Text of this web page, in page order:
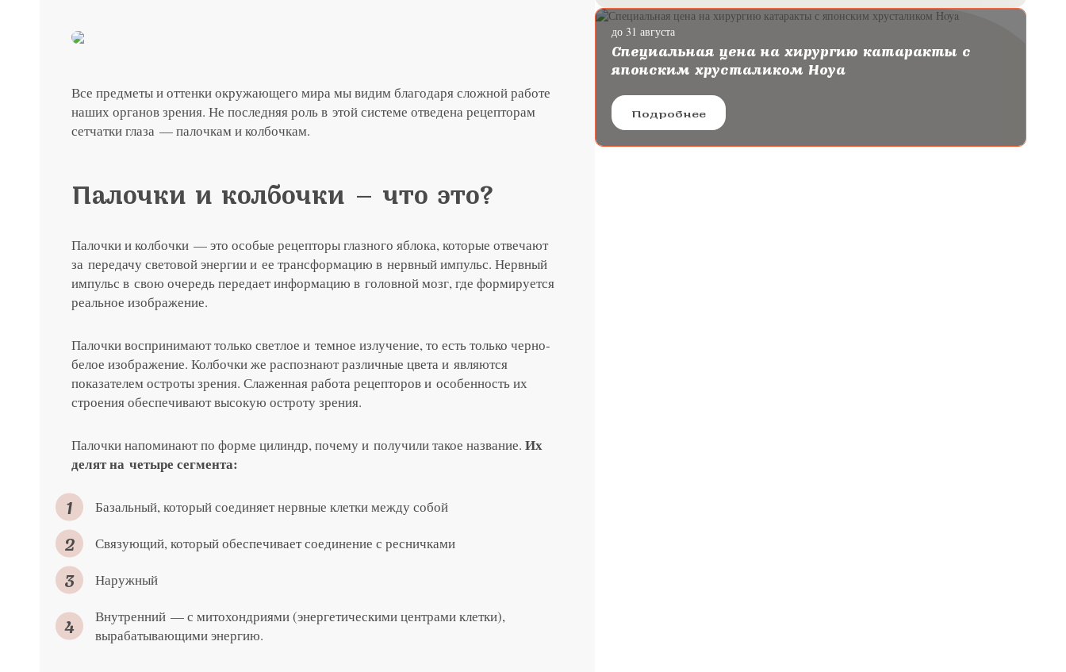
Все предметы и оттенки окружающего мира мы видим благодаря сложной работе
наших органов зрения. Не последняя роль в этой системе отведена рецепторам
сетчатки глаза — палочкам и колбочкам.
Палочки и колбочки — что это?
Палочки и колбочки — это особые рецепторы глазного яблока, которые отвечают
за передачу световой энергии и ее трансформацию в нервный импульс. Нервный
импульс в свою очередь передает информацию в головной мозг, где формируется
реальное изображение.
Палочки воспринимают только светлое и темное излучение, то есть только черно-
белое изображение. Колбочки же распознают различные цвета и являются
показателем остроты зрения. Слаженная работа рецепторов и особенность их
строения обеспечивают высокую остроту зрения.
Палочки напоминают по форме цилиндр, почему и получили такое название. Их
делят на четыре сегмента:
Базальный, который соединяет нервные клетки между собой
Связующий, который обеспечивает соединение с ресничками
Наружный
Внутренний — с митохондриями (энергетическими центрами клетки),
вырабатывающими энергию.
Подробнее
до 31 августа
Специальная цена на хирургию катаракты с
японским хрусталиком Hoya
Подробнее